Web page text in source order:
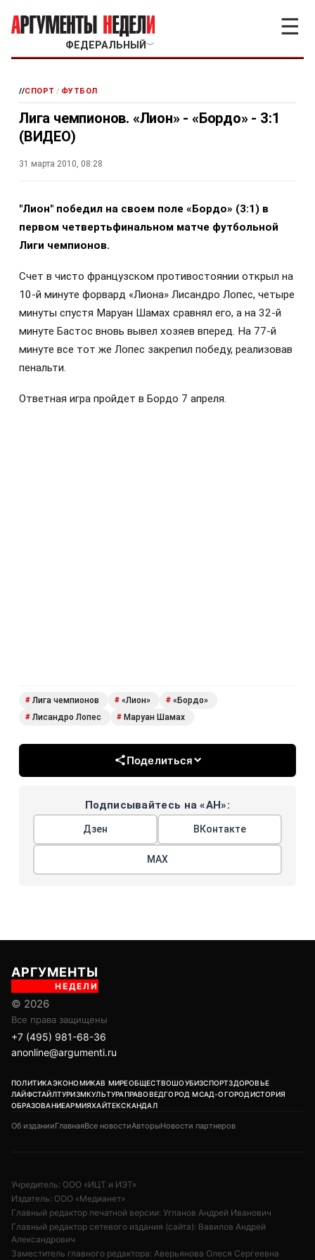
ФЕДЕРАЛЬНЫЙ ﹀
☰
//СПОРТ / ФУТБОЛ
Лига чемпионов. «Лион» - «Бордо» - 3:1
(ВИДЕО)
31 марта 2010, 08:28
"Лион" победил на своем поле «Бордо» (3:1) в
первом четвертьфинальном матче футбольной
Лиги чемпионов.
Счет в чисто французском противостоянии открыл на
10-й минуте форвард «Лиона» Лисандро Лопес, четыре
минуты спустя Маруан Шамах сравнял его, а на 32-й
минуте Бастос вновь вывел хозяев вперед. На 77-й
минуте все тот же Лопес закрепил победу, реализовав
пенальти.
Ответная игра пройдет в Бордо 7 апреля.
# Лига чемпионов # «Лион» # «Бордо»
# Лисандро Лопес # Маруан Шамах
Поделиться
Подписывайтесь на «АН»:
Дзен ВКонтакте
МАХ
АРГУМЕНТЫ
НЕДЕЛИ
© 2026
Все права защищены
+7 (495) 981-68-36
anonline@argumenti.ru
ПОЛИТИКАЭКОНОМИКАВ МИРЕОБЩЕСТВОШОУБИЗСПОРТЗДОРОВЬЕ
ЛАЙФСТАЙЛТУРИЗМКУЛЬТУРАПРАВОВЕДГОРОД МСАД-ОГОРОДИСТОРИЯ
ОБРАЗОВАНИЕАРМИЯХАЙТЕКСКАНДАЛ
Об изданииГлавнаяВсе новостиАвторыНовости партнеров
Учредитель: ООО «ИЦТ и ИЭТ»
Издатель: ООО «Медианет»
Главный редактор печатной версии: Угланов Андрей Иванович
Главный редактор сетевого издания (сайта): Вавилов Андрей
Александрович
Заместитель главного редактора: Аверьянова Олеся Сергеевна